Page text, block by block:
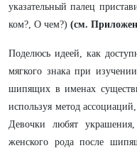
указательный палец
ком?, О чем?) (см.
Поделюсь идеей, как
мягкого знака при
шипящих в именах
используя метод
Девочки любят
женского рода после